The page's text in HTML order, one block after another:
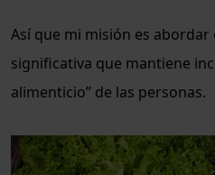
Así que mi misión es
significativa que mantiene
alimenticio” de las personas.